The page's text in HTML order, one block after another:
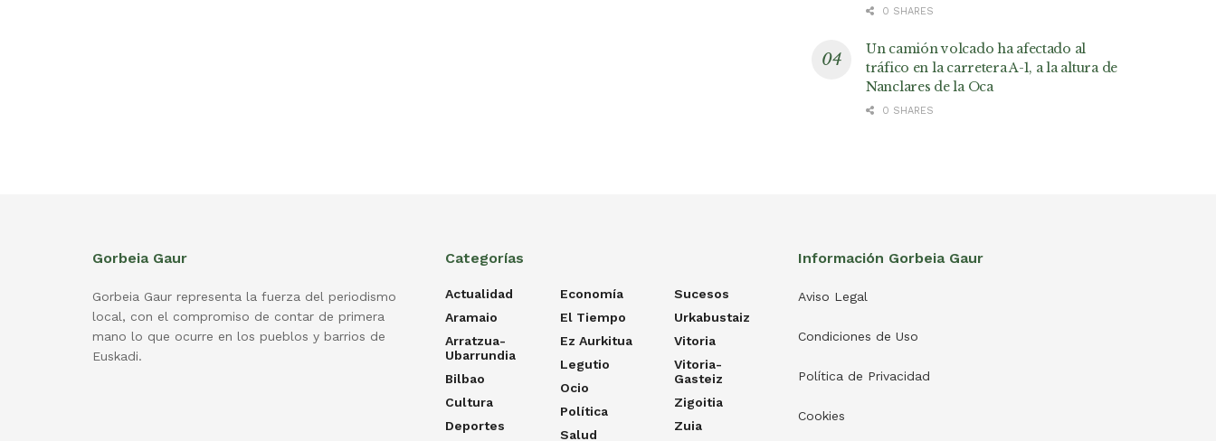
0 SHARES
Un camión volcado ha afectado al
tráfico en la carretera A-1, a la altura de
Nanclares de la Oca
0 SHARES
Gorbeia Gaur
Gorbeia Gaur representa la fuerza del periodismo
local, con el compromiso de contar de primera
mano lo que ocurre en los pueblos y barrios de
Euskadi.
Categorías
Actualidad
Aramaio
Arratzua-
Ubarrundia
Bilbao
Cultura
Deportes
Economía
El Tiempo
Ez Aurkitua
Legutio
Ocio
Política
Salud
Sucesos
Urkabustaiz
Vitoria
Vitoria-
Gasteiz
Zigoitia
Zuia
Información Gorbeia Gaur
Aviso Legal
Condiciones de Uso
Política de Privacidad
Cookies